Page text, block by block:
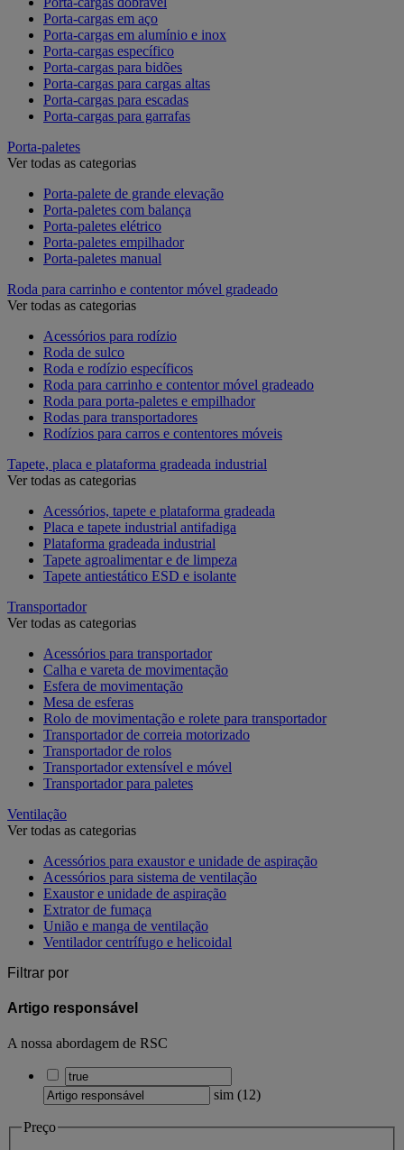
Porta-cargas em aço
Porta-cargas em alumínio e inox
Porta-cargas específico
Porta-cargas para bidões
Porta-cargas para cargas altas
Porta-cargas para escadas
Porta-cargas para garrafas
Porta-paletes
Ver todas as categorias
Porta-palete de grande elevação
Porta-paletes com balança
Porta-paletes elétrico
Porta-paletes empilhador
Porta-paletes manual
Roda para carrinho e contentor móvel gradeado
Ver todas as categorias
Acessórios para rodízio
Roda de sulco
Roda e rodízio específicos
Roda para carrinho e contentor móvel gradeado
Roda para porta-paletes e empilhador
Rodas para transportadores
Rodízios para carros e contentores móveis
Tapete, placa e plataforma gradeada industrial
Ver todas as categorias
Acessórios, tapete e plataforma gradeada
Placa e tapete industrial antifadiga
Plataforma gradeada industrial
Tapete agroalimentar e de limpeza
Tapete antiestático ESD e isolante
Transportador
Ver todas as categorias
Acessórios para transportador
Calha e vareta de movimentação
Esfera de movimentação
Mesa de esferas
Rolo de movimentação e rolete para transportador
Transportador de correia motorizado
Transportador de rolos
Transportador extensível e móvel
Transportador para paletes
Ventilação
Ver todas as categorias
Acessórios para exaustor e unidade de aspiração
Acessórios para sistema de ventilação
Exaustor e unidade de aspiração
Extrator de fumaça
União e manga de ventilação
Ventilador centrífugo e helicoidal
Filtrar por
Artigo responsável
A nossa abordagem de RSC
sim (12)
Preço